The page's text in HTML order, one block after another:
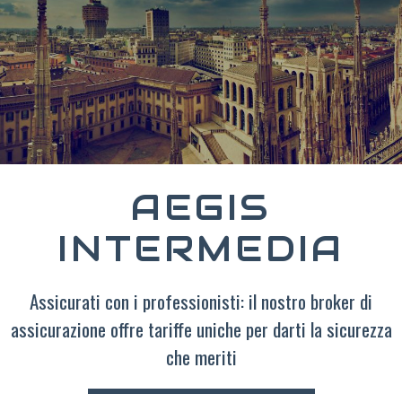
AEGIS
INTERMEDIA
Assicurati con i professionisti: il nostro broker di
assicurazione offre tariffe uniche per darti la sicurezza
che meriti